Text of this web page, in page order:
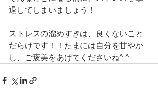
退してしまいましょう！
ストレスの溜めすぎは、良くないこと
だらけです！！たまには自分を甘やか
し、ご褒美をあげてくださいね^ ^